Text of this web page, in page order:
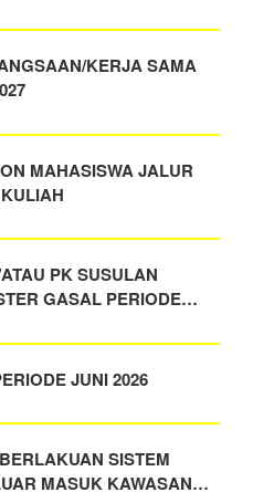
KERJA SAMA
MAHASISWA JALUR
PK SUSULAN
GASAL PERIODE…
JUNI 2026
SISTEM
MASUK KAWASAN…